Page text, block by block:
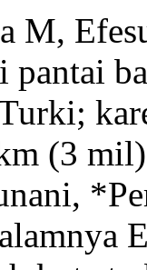
M,
pantai
(3